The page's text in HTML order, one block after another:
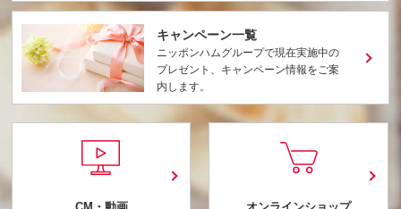
キャンペーン一覧
ニッポンハムグループで現在実施中の
プレゼント、キャンペーン情報をご案
内します。